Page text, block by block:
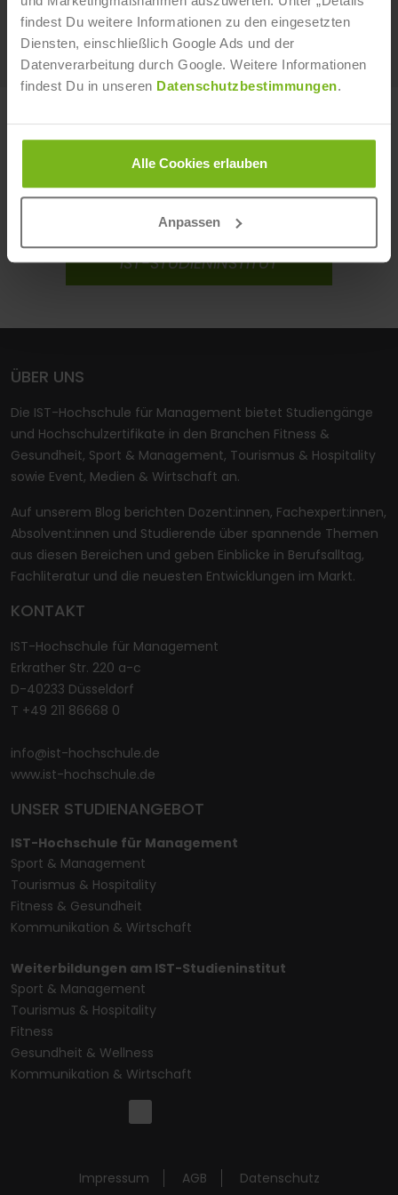
findest Du weitere Informationen zu den eingesetzten
Diensten, einschließlich Google Ads und der
Datenverarbeitung durch Google. Weitere Informationen
findest Du in unseren Datenschutzbestimmungen.
Alle Cookies erlauben
Anpassen
Weiterlesen
ERFAHRE MEHR ÜBER UNSERE
STUDIENGÄNGE UND WEITERBILDUNGEN!
IST-HOCHSCHULE
IST-STUDIENINSTITUT
ÜBER UNS
Die IST-Hochschule für Management bietet Studiengänge
und Hochschulzertifikate in den Branchen Fitness &
Gesundheit, Sport & Management, Tourismus & Hospitality
sowie Event, Medien & Wirtschaft an.
Auf unserem Blog berichten Dozent:innen, Fachexpert:innen,
Absolvent:innen und Studierende über spannende Themen
aus diesen Bereichen und geben Einblicke in Berufsalltag,
Fachliteratur und die neuesten Entwicklungen im Markt.
KONTAKT
IST-Hochschule für Management
Erkrather Str. 220 a-c
D-40233 Düsseldorf
T +49 211 86668 0
info@ist-hochschule.de
www.ist-hochschule.de
UNSER STUDIENANGEBOT
IST-Hochschule für Management
Sport & Management
Tourismus & Hospitality
Fitness & Gesundheit
Kommunikation & Wirtschaft
Weiterbildungen am IST-Studieninstitut
Sport & Management
Tourismus & Hospitality
Fitness
Gesundheit & Wellness
Kommunikation & Wirtschaft
Impressum AGB Datenschutz